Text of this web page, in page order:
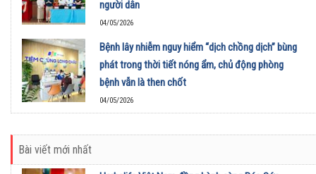
người dân
04/05/2026
Bệnh lây nhiễm nguy hiểm “dịch chồng dịch” bùng
phát trong thời tiết nóng ẩm, chủ động phòng
bệnh vẫn là then chốt
04/05/2026
Bài viết mới nhất